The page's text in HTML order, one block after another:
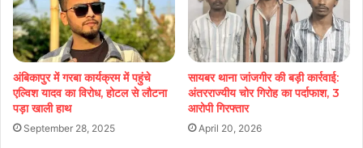
अंबिकापुर में गरबा कार्यक्रम में पहुंचे
एल्विश यादव का विरोध, होटल से लौटना
पड़ा खाली हाथ
September 28, 2025
सायबर थाना जांजगीर की बड़ी कार्रवाई:
अंतरराज्यीय चोर गिरोह का पर्दाफाश, 3
आरोपी गिरफ्तार
April 20, 2026